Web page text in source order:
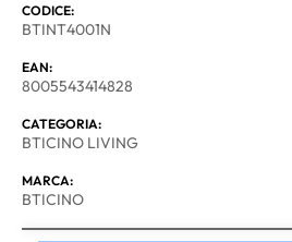
CODICE:
BTINT4001N
EAN:
8005543414828
CATEGORIA:
BTICINO LIVING
MARCA:
BTICINO